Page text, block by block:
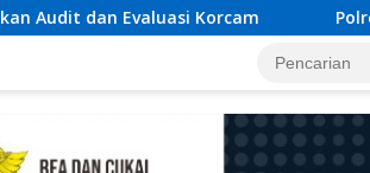
Polres Lombok Timur Mantapkan